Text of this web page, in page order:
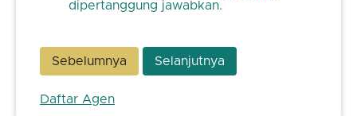
dipertanggung jawabkan.
Sebelumnya Selanjutnya
Daftar Agen